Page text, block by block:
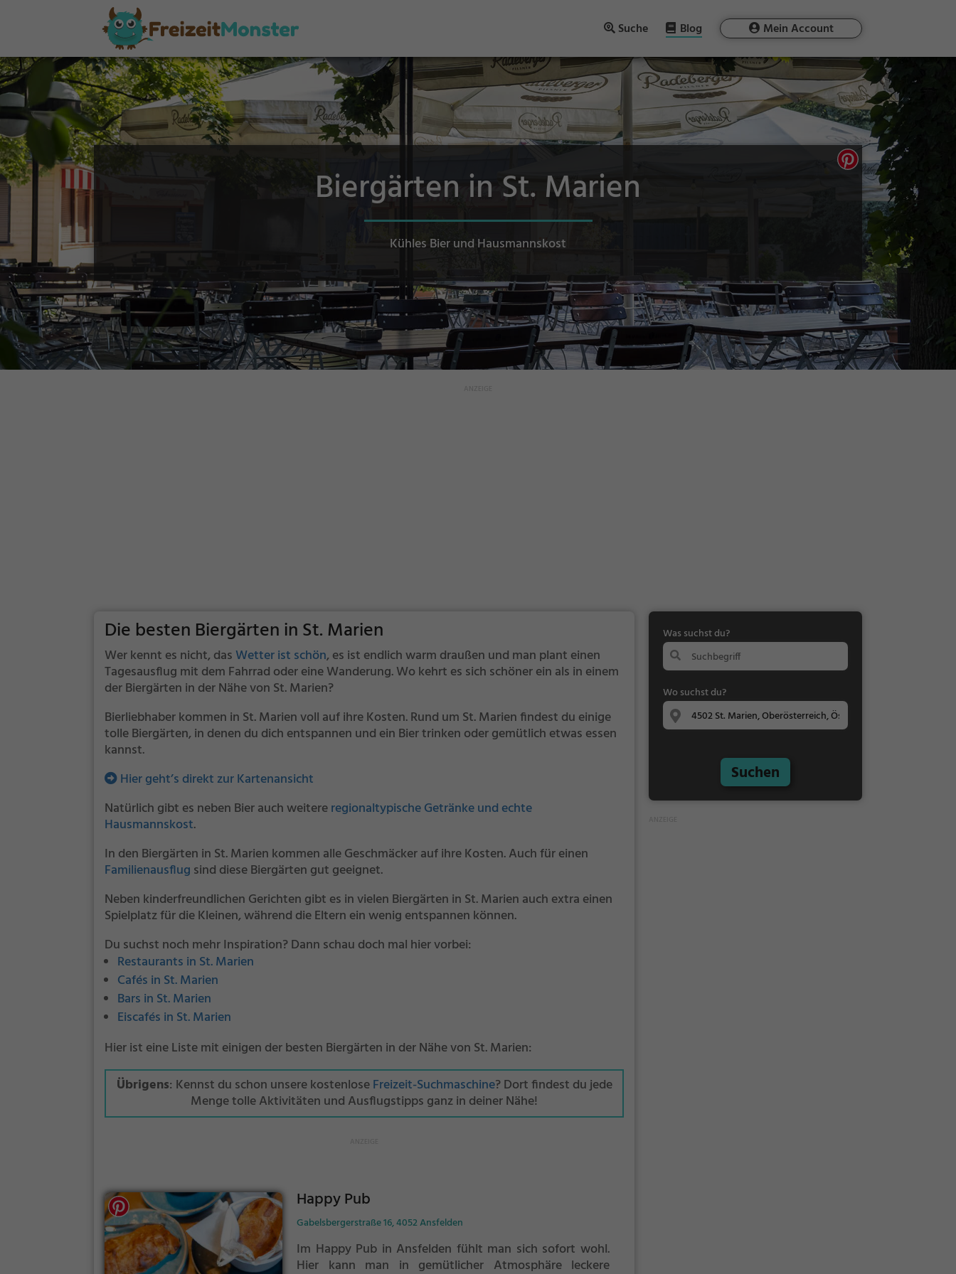
Suche Blog Mein Account
Biergärten in St. Marien
Kühles Bier und Hausmannskost
Die besten Biergärten in St. Marien
Wer kennt es nicht, dasWetter ist schön, es ist endlich warm draußen und man plant einen
Tagesausflug mit dem Fahrrad oder eine Wanderung. Wo kehrt es sich schöner ein als in einem
der Biergärten in der Nähe von St. Marien?
Bierliebhaber kommen in St. Marien voll auf ihre Kosten. Rund um St. Marien findest du einige
tolle Biergärten, in denen du dich entspannen und ein Bier trinken oder gemütlich etwas essen
kannst.
Hier geht’s direkt zur Kartenansicht
Natürlich gibt es neben Bier auch weitereregionaltypische Getränke und echte
Hausmannskost.
In den Biergärten in St. Marien kommen alle Geschmäcker auf ihre Kosten. Auch für einen
Familienausflug sind diese Biergärten gut geeignet.
Neben kinderfreundlichen Gerichten gibt es in vielen Biergärten in St. Marien auch extra einen
Spielplatz für die Kleinen, während die Eltern ein wenig entspannen können.
Du suchst noch mehr Inspiration? Dann schau doch mal hier vorbei:
Restaurants in St. Marien
Cafés in St. Marien
Bars in St. Marien
Eiscafés in St. Marien
Hier ist eine Liste mit einigen der besten Biergärten in der Nähe von St. Marien:
Übrigens: Kennst du schon unsere kostenloseFreizeit-Suchmaschine? Dort findest du jede
Menge tolle Aktivitäten und Ausflugstipps ganz in deiner Nähe!
Happy Pub
Gabelsbergerstraße 16, 4052 Ansfelden
Im Happy Pub in Ansfelden fühlt man sich sofort wohl.
Hier kann man in gemütlicher Atmosphäre leckere
Was suchst du?
Wo suchst du?
Suchen